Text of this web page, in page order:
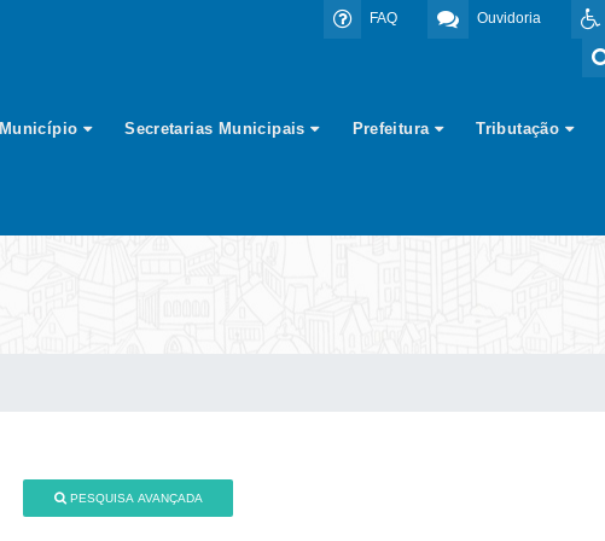
Ouvidoria
FAQ
Município Secretarias Municipais Prefeitura Tributação
PESQUISA AVANÇADA